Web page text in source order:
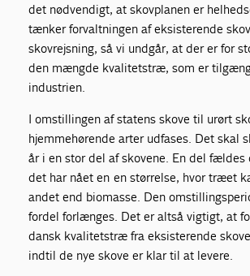
det nødvendigt, at skovplanen er
tænker forvaltningen af eksisterende
skovrejsning, så vi undgår, at der er for
den mængde kvalitetstræ, som er
industrien.
I omstillingen af statens skove til urørt
hjemmehørende arter udfases. Det skal
år i en stor del af skovene. En del fældes
det har nået en en størrelse, hvor træet
andet end biomasse. Den
fordel forlænges. Det er altså vigtigt, at
dansk kvalitetstræ fra eksisterende
indtil de nye skove er klar til at levere.